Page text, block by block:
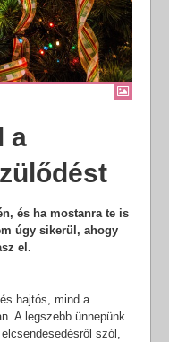
a
és ha mostanra te is
úgy sikerül, ahogy
el.
hajtós, mind a
A legszebb ünnepünk
szól,